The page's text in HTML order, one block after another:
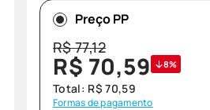
Preço PP
R$77,12
R$ 70,59 8%
Total: R$ 70,59
Formas de pagamento